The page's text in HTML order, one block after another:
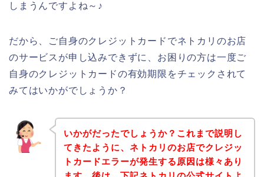
しまうんですよね～♪
だから、ご自身のクレジットカードでネトカリのお店
のサービスが申し込みできずに、お困りの方は一度ご
自身のクレジットカードの有効期限をチェックされて
みてはいかがでしょうか？
いかがだったでしょうか？これまで説明し
てきたように、ネトカリのお店でクレジッ
トカードエラーが発生する原因は様々あり